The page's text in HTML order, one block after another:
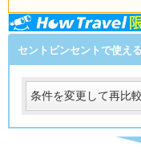
セントビンセントで使え
条件を変更して再比較